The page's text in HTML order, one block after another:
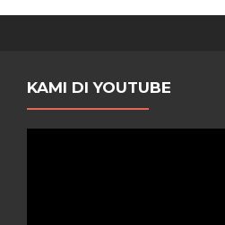
KAMI DI YOUTUBE